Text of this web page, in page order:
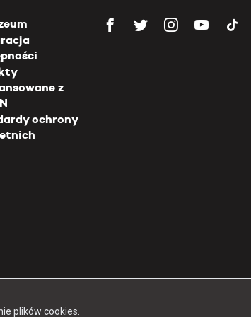
z
ochrony
2026 Muzeum Powstania Warszawskiego
plików cookies.